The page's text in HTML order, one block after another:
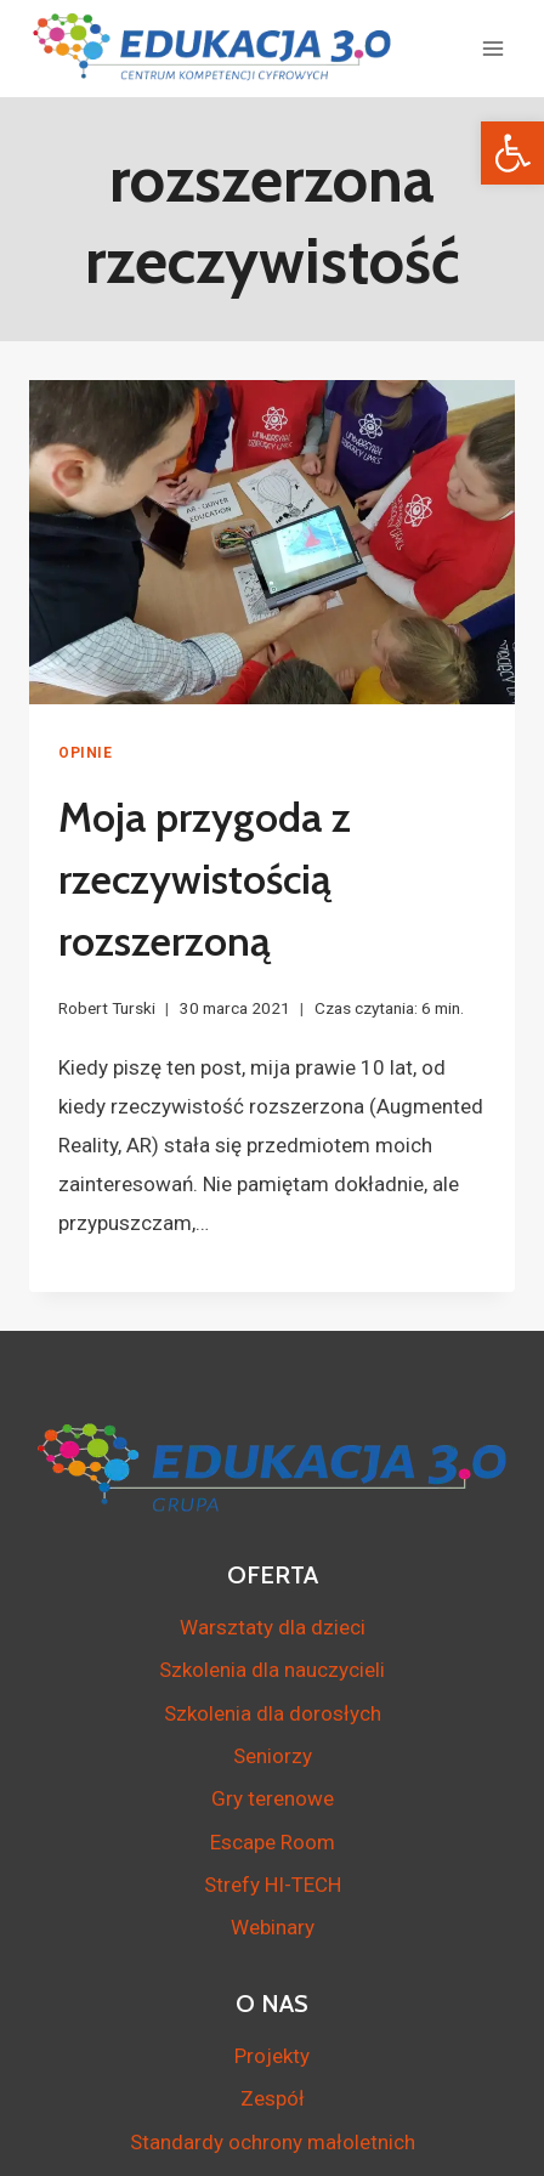
rozszerzona
rzeczywistość
OPINIE
Moja przygoda z
rzeczywistością
rozszerzoną
Robert Turski 30 marca 2021 Czas czytania: 6 min.
Kiedy piszę ten post, mija prawie 10 lat, od
kiedy rzeczywistość rozszerzona (Augmented
Reality, AR) stała się przedmiotem moich
zainteresowań. Nie pamiętam dokładnie, ale
przypuszczam,…
OFERTA
Warsztaty dla dzieci
Szkolenia dla nauczycieli
Szkolenia dla dorosłych
Seniorzy
Gry terenowe
Escape Room
Strefy HI-TECH
Webinary
O NAS
Projekty
Zespół
Standardy ochrony małoletnich